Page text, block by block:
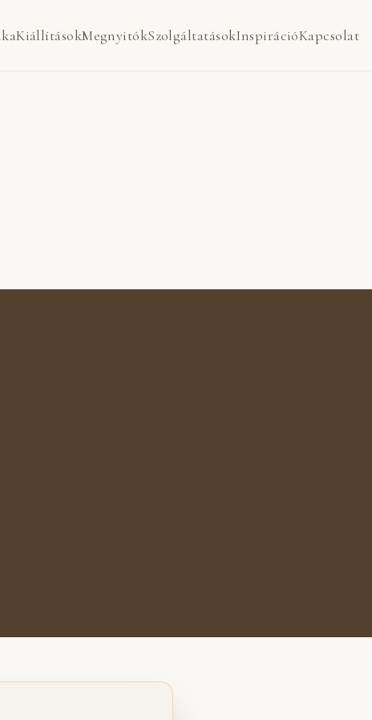
KiállításokMegnyitókSzolgáltatásokInspirációKapcsolat